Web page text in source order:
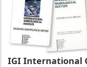
IGI International